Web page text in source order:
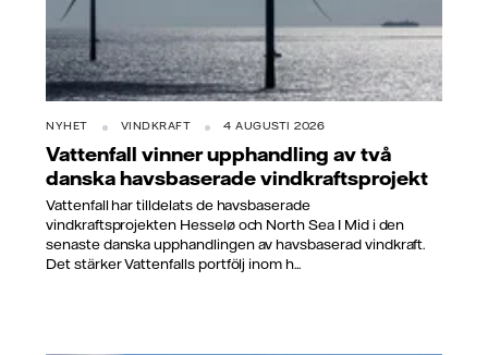
NYHET VINDKRAFT 4 AUGUSTI 2026
Vattenfall vinner upphandling av två
danska havsbaserade vindkraftsprojekt
Vattenfall har tilldelats de havsbaserade
vindkraftsprojekten Hesselø och North Sea I Mid i den
senaste danska upphandlingen av havsbaserad vindkraft.
Det stärker Vattenfalls portfölj inom h...